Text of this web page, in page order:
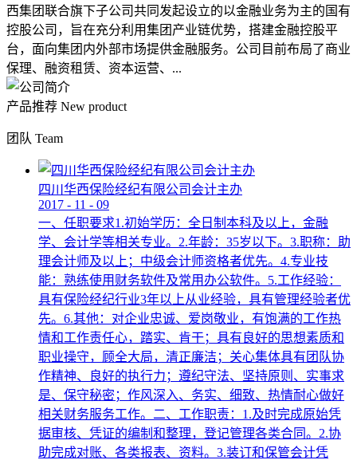
西集团联合旗下子公司共同发起设立的以金融业务为主的国有
控股公司，旨在充分利用集团产业链优势，搭建金融控股平
台，面向集团内外部市场提供金融服务。公司目前布局了商业
保理、融资租赁、资本运营、...
产品推荐 New product
团队 Team
四川华西保险经纪有限公司会计主办
2017 - 11 - 09
一、任职要求1.初始学历：全日制本科及以上，金融
学、会计学等相关专业。2.年龄：35岁以下。3.职称：助
理会计师及以上；中级会计师资格者优先。4.专业技
能：熟练使用财务软件及常用办公软件。5.工作经验：
具有保险经纪行业3年以上从业经验，具有管理经验者优
先。6.其他：对企业忠诚、爱岗敬业，有饱满的工作热
情和工作责任心，踏实、肯干；具有良好的思想素质和
职业操守，顾全大局，清正廉洁；关心集体具有团队协
作精神、良好的执行力；遵纪守法、坚持原则、实事求
是、保守秘密；作风深入、务实、细致、热情耐心做好
相关财务服务工作。二、工作职责：1.及时完成原始凭
据审核、凭证的编制和整理，登记管理各类合同。2.协
助完成对账、各类报表、资料。3.装订和保管会计凭